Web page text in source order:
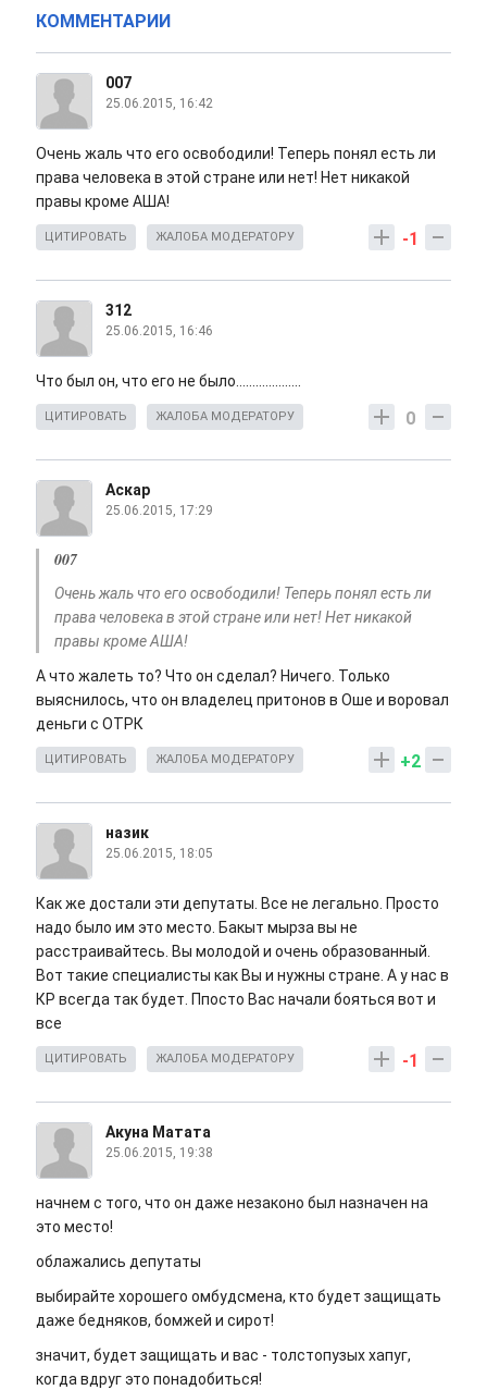
КОММЕНТАРИИ
007
25.06.2015, 16:42
Очень жаль что его освободили! Теперь понял есть ли
права человека в этой стране или нет! Нет никакой
правы кроме АША!
-1
ЦИТИРОВАТЬ ЖАЛОБА МОДЕРАТОРУ
312
25.06.2015, 16:46
Что был он, что его не было....................
0
ЦИТИРОВАТЬ ЖАЛОБА МОДЕРАТОРУ
Аскар
25.06.2015, 17:29
007
Очень жаль что его освободили! Теперь понял есть ли
права человека в этой стране или нет! Нет никакой
правы кроме АША!
А что жалеть то? Что он сделал? Ничего. Только
выяснилось, что он владелец притонов в Оше и воровал
деньги с ОТРК
+2
ЦИТИРОВАТЬ ЖАЛОБА МОДЕРАТОРУ
назик
25.06.2015, 18:05
Как же достали эти депутаты. Все не легально. Просто
надо было им это место. Бакыт мырза вы не
расстраивайтесь. Вы молодой и очень образованный.
Вот такие специалисты как Вы и нужны стране. А у нас в
КР всегда так будет. Ппосто Вас начали бояться вот и
все
-1
ЦИТИРОВАТЬ ЖАЛОБА МОДЕРАТОРУ
Акуна Матата
25.06.2015, 19:38
начнем с того, что он даже незаконо был назначен на
это место!
облажались депутаты
выбирайте хорошего омбудсмена, кто будет защищать
даже бедняков, бомжей и сирот!
значит, будет защищать и вас - толстопузых хапуг,
когда вдруг это понадобиться!